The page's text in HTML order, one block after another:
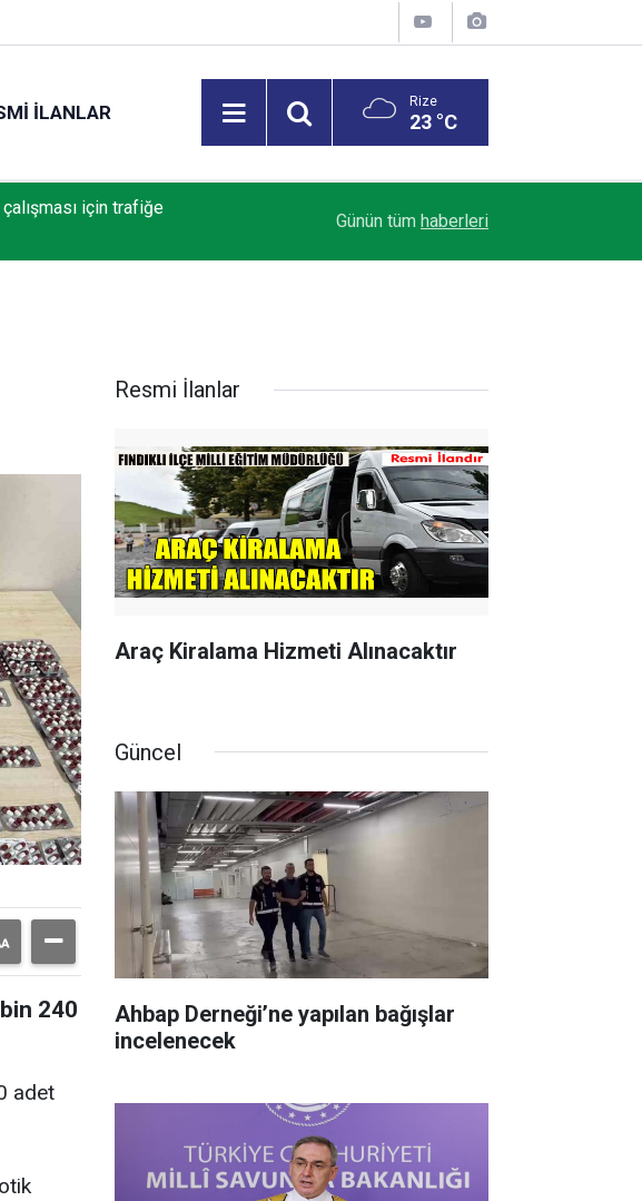
İLANLAR Rize
23 °C
için trafiğe
ilerlemeler ele alındı
Günün tüm haberleri
240
adet
Resmi İlanlar
Araç Kiralama Hizmeti Alınacaktır
Güncel
Ahbap Derneği’ne yapılan bağışlar
incelenecek